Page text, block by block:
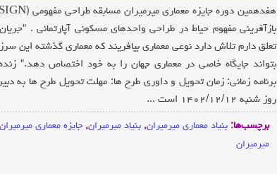
بازآفرینی مفهوم حیاط در طراحی واحدهای مسکونی آپارتمانی .
تعلق دارم تلاش دارد نوعی معماری بیافریند که معماری گذشته این
بتواند جایگاه خاصی در معماری جهان را به خود اختصاص دهد."
روز شنبه ۱۴۰۲/۱۲/۱۲ است ...
برچسب‌ها:بنیاد معماری میرمیران,بنیاد میرمیران,جایزه معماری
میرمیران